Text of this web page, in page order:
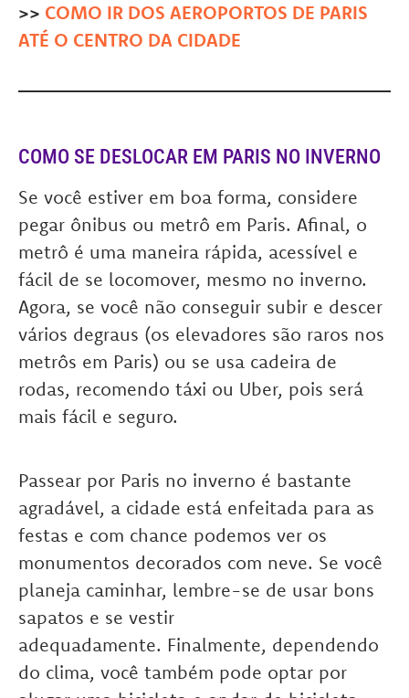
>> COMO IR DOS AEROPORTOS DE PARIS
ATÉ O CENTRO DA CIDADE
COMO SE DESLOCAR EM PARIS NO INVERNO
Se você estiver em boa forma, considere
pegar ônibus ou metrô em Paris. Afinal, o
metrô é uma maneira rápida, acessível e
fácil de se locomover, mesmo no inverno.
Agora, se você não conseguir subir e descer
vários degraus (os elevadores são raros nos
metrôs em Paris) ou se usa cadeira de
rodas, recomendo táxi ou Uber, pois será
mais fácil e seguro.
Passear por Paris no inverno é bastante
agradável, a cidade está enfeitada para as
festas e com chance podemos ver os
monumentos decorados com neve. Se você
planeja caminhar, lembre-se de usar bons
sapatos e se vestir
adequadamente. Finalmente, dependendo
do clima, você também pode optar por